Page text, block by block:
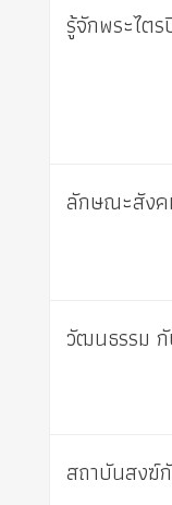
รู้จักพระไต
ลักษณะสัง
วัฒนธรรม
สถาบันสงฆ์